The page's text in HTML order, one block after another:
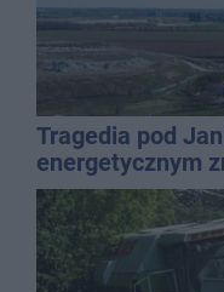
Tragedia pod
energetycznym
mężczyzny